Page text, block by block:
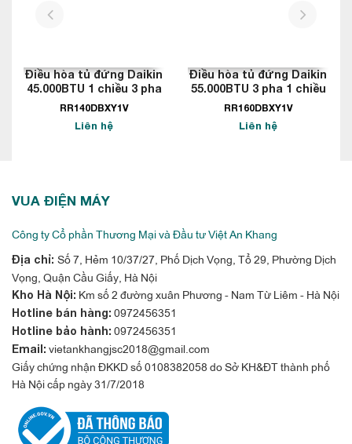
Điều hòa tủ đứng Daikin
45.000BTU 1 chiều 3 pha
FVRN140BXV1V
RR140DBXY1V
Liên hệ
Điều hòa tủ đứng Daikin
55.000BTU 3 pha 1 chiều
FVRN160BXV1V
RR160DBXY1V
Liên hệ
VUA ĐIỆN MÁY
Công ty Cổ phần Thương Mại và Đầu tư Việt An Khang
Địa chỉ: Số 7, Hẻm 10/37/27, Phố Dịch Vọng, Tổ 29, Phường Dịch
Vọng, Quận Cầu Giấy, Hà Nội
Kho Hà Nội: Km số 2 đường xuân Phương - Nam Từ Liêm - Hà Nội
Hotline bán hàng: 0972456351
Hotline bảo hành: 0972456351
Email: vietankhangjsc2018@gmail.com
Giấy chứng nhận ĐKKD số 0108382058 do Sở KH&ĐT thành phố
Hà Nội cấp ngày 31/7/2018